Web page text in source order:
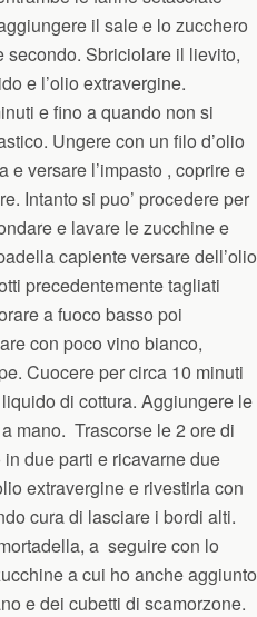
il sale e lo zucchero
secondo. Sbriciolare il lievito,
e l’olio extravergine.
e fino a quando non si
Ungere con un filo d’olio
versare l’impasto , coprire e
Intanto si puo’ procedere per
e lavare le zucchine e
capiente versare dell’olio
precedentemente tagliati
a fuoco basso poi
con poco vino bianco,
Cuocere per circa 10 minuti
di cottura. Aggiungere le
mano. Trascorse le 2 ore di
due parti e ricavarne due
extravergine e rivestirla con
cura di lasciare i bordi alti.
a seguire con lo
a cui ho anche aggiunto
e dei cubetti di scamorzone.